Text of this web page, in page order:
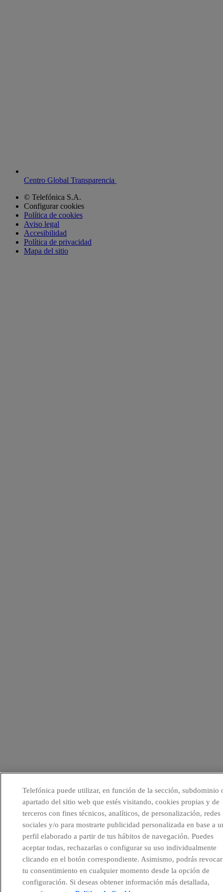
Centro Global Transparencia
© Telefónica S.A.
Configurar cookies
Política de cookies
Aviso legal
Accesibilidad
Política de privacidad
Mapa del sitio
Telefónica puede utilizar, en función de la sección, subdominio
apartado del sitio web que estés visitando, cookies propias y de
terceros con fines técnicos, analíticos, de personalización, redes
sociales y/o para mostrarte publicidad personalizada en base a
perfil elaborado a partir de tus hábitos de navegación. Puedes
aceptar todas, rechazarlas o configurar su uso individualmente
clicando en el botón correspondiente. Asimismo, podrás revocar
tu consentimiento en cualquier momento desde la opción de
configuración. Si deseas obtener información más detallada,